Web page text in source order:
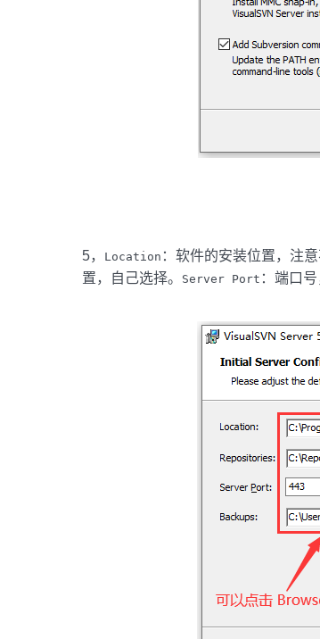
5， Location ：软件的安装位置，注
置，自己选择。
Server Port ：端口